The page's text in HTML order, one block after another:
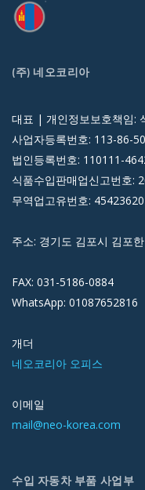
(주) 네오코리아
대표 | 개인정보보호책임:
사업자등록번호: 113-86-
법인등록번호: 110111-
식품수입판매업신고번호:
무역업고유번호: 45423620
주소: 경기도 김포시 김포
FAX: 031-5186-0884
WhatsApp: 01087652816
개더
네오코리아 오피스
이메일
mail@neo-korea.com
수입 자동차 부품 사업부